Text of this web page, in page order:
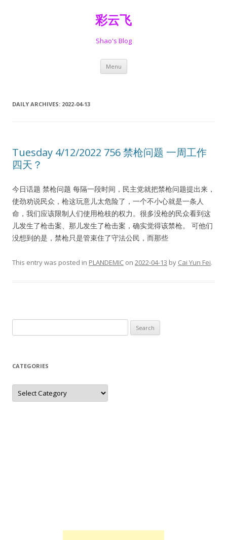
彩云飞
Shao's Blog
Menu Skip
content
DAILY ARCHIVES: 2022-04-13
Tuesday 4/12/2022 756 禁枪问题 一周工作
四天？
今日话题 禁枪问题 每隔一段时间，民主党就把禁枪问题提出来，
使劲劝说民众，枪这玩意儿太危险了，一个不小心就是一条人
命，我们应该限制人们使用枪枝的权力。很多没枪的民众看到这
儿发生了枪击案、那儿发生了枪击案，确实觉得该禁枪。 可他们
没想到的是，禁枪只是管束住了守法公民，而那些
This entry was posted in PLANDEMIC on 2022-04-13 by Cai Yun Fei.
for:
CATEGORIES
Categories